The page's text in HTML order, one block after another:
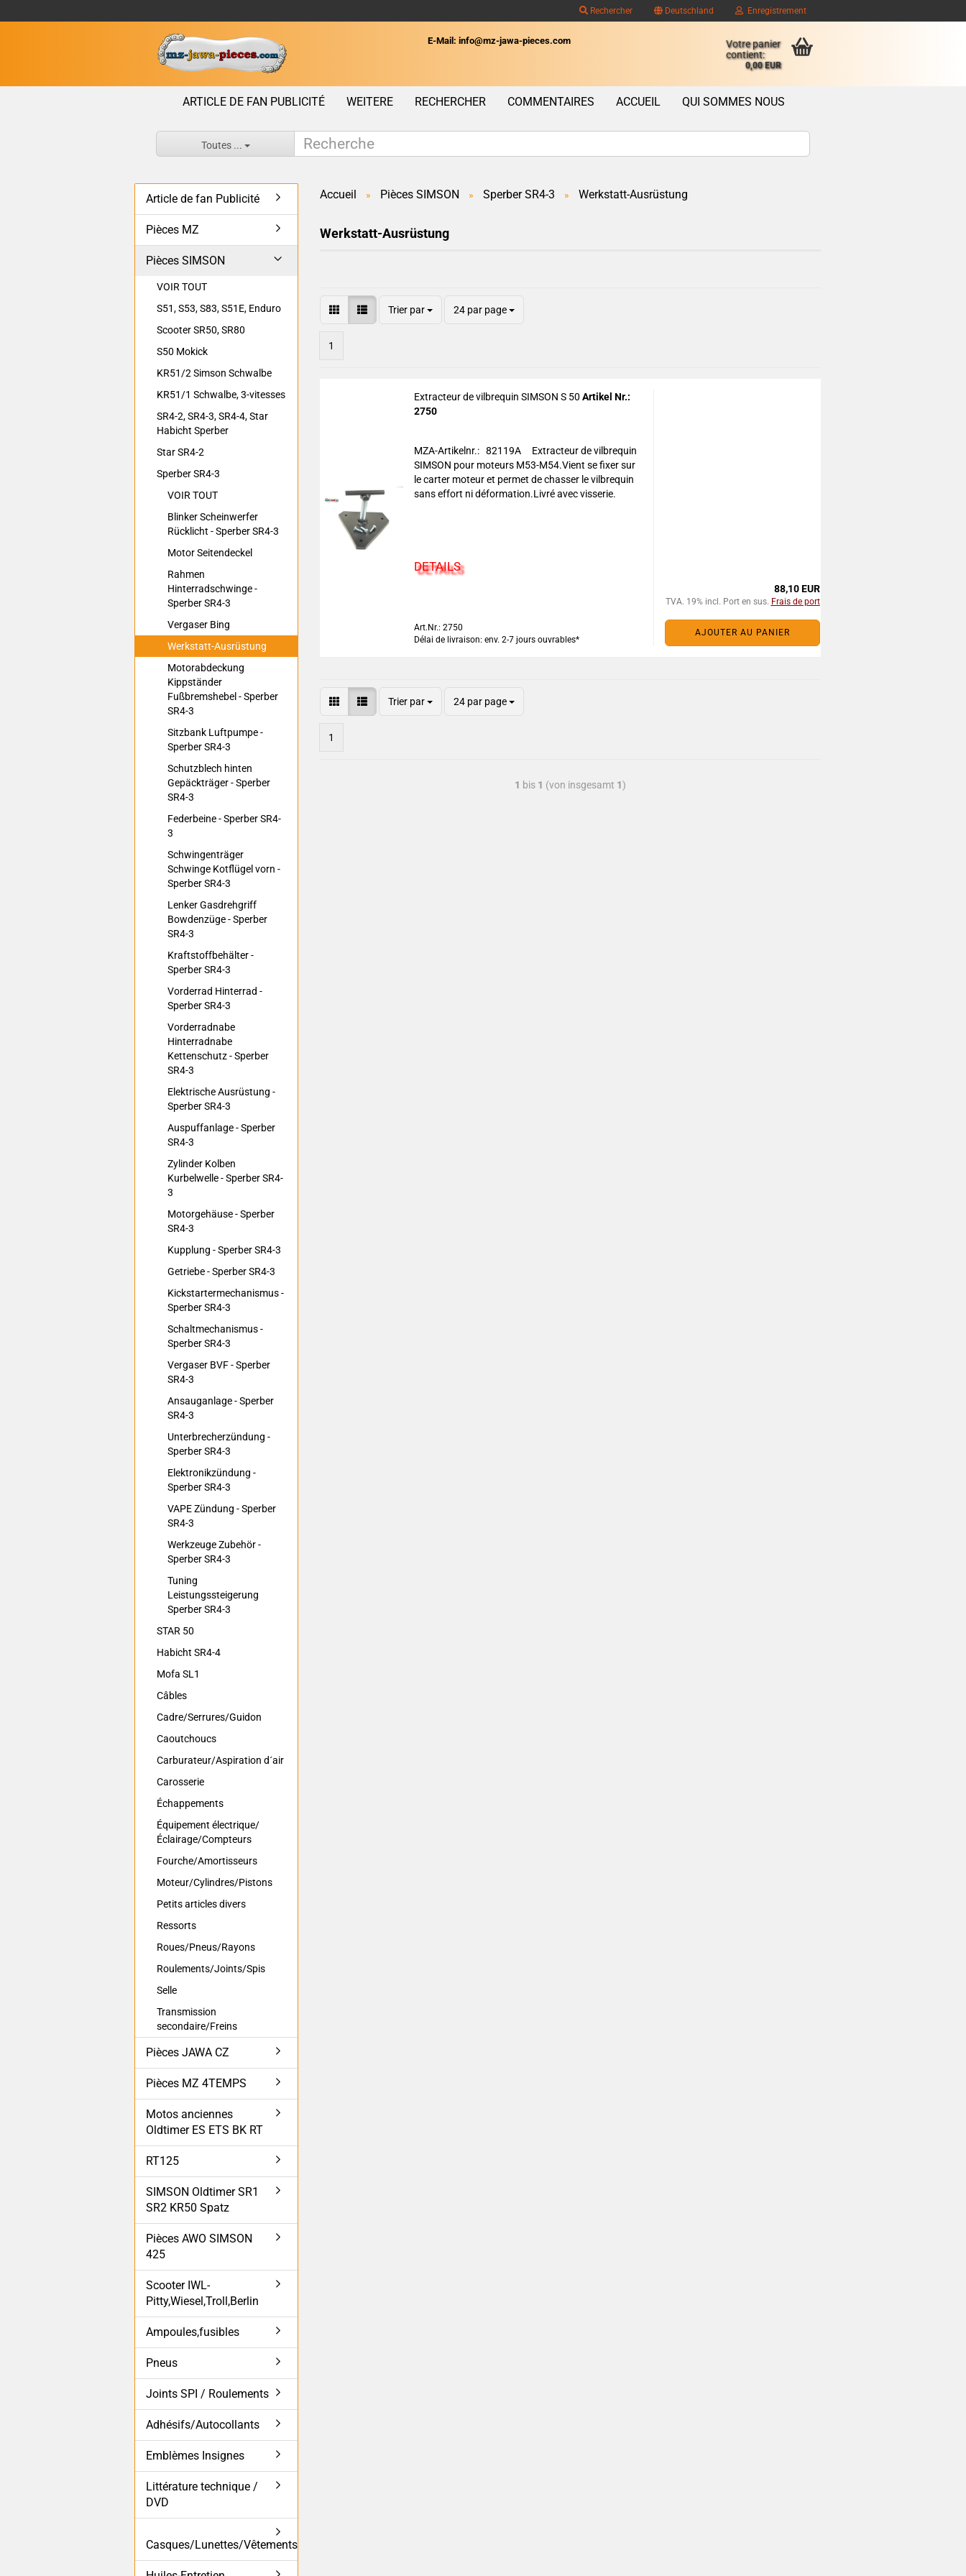
Rechercher Deutschland
Wohnort
Enregistrement
E-Mail: info@mz-jawa-pieces.com
Votre panier
contient:
0,00 EUR
ARTICLE DE FAN PUBLICITÉ RECHERCHER COMMENTAIRES ACCUEIL QUI SOMMES NOUS
WEITERE
Toutes ...
Accueil » Pièces SIMSON » Sperber SR4-3 » Werkstatt-Ausrüstung
Werkstatt-Ausrüstung
Trier par 24 par page
1
Extracteur de vilbrequin SIMSON S 50 Artikel Nr.:
2750
MZA-Artikelnr.: 82119A Extracteur de vilbrequin
SIMSON pour moteurs M53-M54.Vient se fixer sur
le carter moteur et permet de chasser le vilbrequin
sans effort ni déformation.Livré avec visserie.
DETAILS
Art.Nr.: 2750
Délai de livraison: env. 2-7 jours ouvrables*
88,10 EUR
TVA. 19% incl. Port en sus. Frais de port
AJOUTER AU PANIER
Trier par 24 par page
1
1 bis 1 (von insgesamt 1)
Article de fan Publicité
Pièces MZ
Pièces SIMSON
VOIR TOUT
S51, S53, S83, S51E, Enduro
Scooter SR50, SR80
S50 Mokick
KR51/2 Simson Schwalbe
KR51/1 Schwalbe, 3-vitesses
SR4-2, SR4-3, SR4-4, Star
Habicht Sperber
Star SR4-2
Sperber SR4-3
VOIR TOUT
Blinker Scheinwerfer
Rücklicht - Sperber SR4-3
Motor Seitendeckel
Rahmen
Hinterradschwinge -
Sperber SR4-3
Vergaser Bing
Werkstatt-Ausrüstung
Motorabdeckung
Kippständer
Fußbremshebel - Sperber
SR4-3
Sitzbank Luftpumpe -
Sperber SR4-3
Schutzblech hinten
Gepäckträger - Sperber
SR4-3
Federbeine - Sperber SR4-
3
Schwingenträger
Schwinge Kotflügel vorn -
Sperber SR4-3
Lenker Gasdrehgriff
Bowdenzüge - Sperber
SR4-3
Kraftstoffbehälter -
Sperber SR4-3
Vorderrad Hinterrad -
Sperber SR4-3
Vorderradnabe
Hinterradnabe
Kettenschutz - Sperber
SR4-3
Elektrische Ausrüstung -
Sperber SR4-3
Auspuffanlage - Sperber
SR4-3
Zylinder Kolben
Kurbelwelle - Sperber SR4-
3
Motorgehäuse - Sperber
SR4-3
Kupplung - Sperber SR4-3
Getriebe - Sperber SR4-3
Kickstartermechanismus -
Sperber SR4-3
Schaltmechanismus -
Sperber SR4-3
Vergaser BVF - Sperber
SR4-3
Ansauganlage - Sperber
SR4-3
Unterbrecherzündung -
Sperber SR4-3
Elektronikzündung -
Sperber SR4-3
VAPE Zündung - Sperber
SR4-3
Werkzeuge Zubehör -
Sperber SR4-3
Tuning
Leistungssteigerung
Sperber SR4-3
STAR 50
Habicht SR4-4
Mofa SL1
Câbles
Cadre/Serrures/Guidon
Caoutchoucs
Carburateur/Aspiration d´air
Carosserie
Échappements
Équipement électrique/
Éclairage/Compteurs
Fourche/Amortisseurs
Moteur/Cylindres/Pistons
Petits articles divers
Ressorts
Roues/Pneus/Rayons
Roulements/Joints/Spis
Selle
Transmission
secondaire/Freins
Pièces JAWA CZ
Pièces MZ 4TEMPS
Motos anciennes
Oldtimer ES ETS BK RT
RT125
SIMSON Oldtimer SR1
SR2 KR50 Spatz
Pièces AWO SIMSON
425
Scooter IWL-
Pitty,Wiesel,Troll,Berlin
Ampoules,fusibles
Pneus
Joints SPI / Roulements
Adhésifs/Autocollants
Emblèmes Insignes
Littérature technique /
DVD
Casques/Lunettes/Vêtements